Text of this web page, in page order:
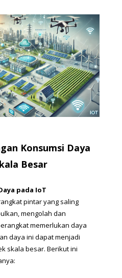
Konsumsi Daya
Besar
pada IoT
pintar yang saling
mengolah dan
memerlukan daya
daya ini dapat menjadi
skala besar. Berikut ini